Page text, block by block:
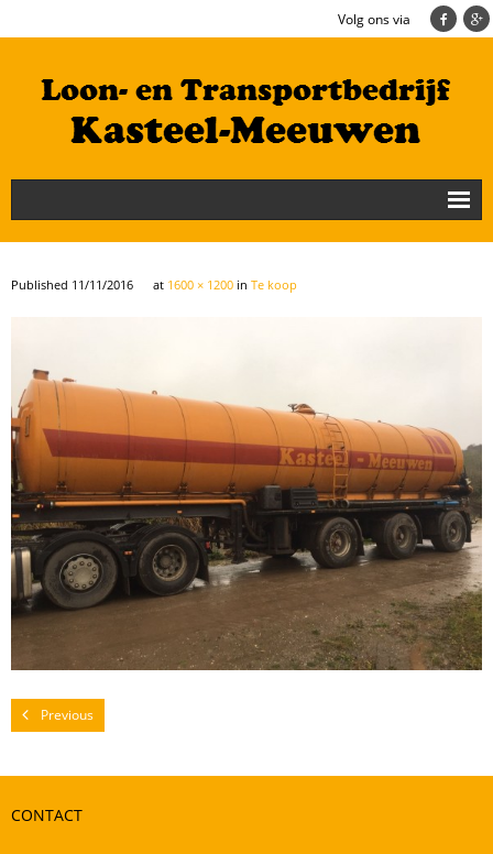
Volg ons via
Nieuws
Loonbedrijf
Cultuurtechniek/Grondwerk
Geschiedenis
Te koop
Mestverwerking
Video’s
Published 11/11/2016 at 1600 × 1200 in Te koop
Previous
CONTACT